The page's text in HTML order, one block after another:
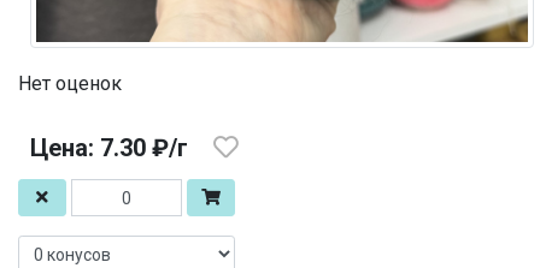
Нет оценок
Цена: 7.30 ₽/г